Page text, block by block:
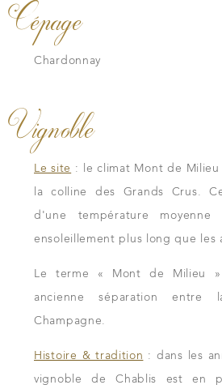
Cépage
Chardonnay
Vignoble
Le site : le climat Mont de
la colline des Grands Crus.
d'une température
ensoleillement plus long que les
Le terme « Mont de Milieu
ancienne séparation
Champagne.
Histoire & tradition : dans les
vignoble de Chablis est en